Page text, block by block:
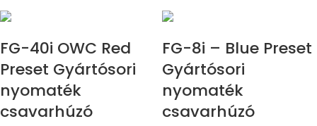
FG-40i OWC Red
Preset Gyártósori
nyomaték
csavarhúzó
FG-8i – Blue Preset
Gyártósori
nyomaték
csavarhúzó